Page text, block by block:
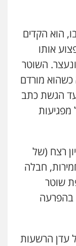
הוא הקדים
אותו
השוטר
מורדם
הגשת כתב
מפגיעות
רצח (של
חבלה
שוטר
בהפרעה
עדן הרשעות